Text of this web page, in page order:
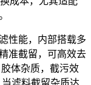
性能，内部搭载多
准截留，可高效去
体杂质，截污效
滤料截留杂质达